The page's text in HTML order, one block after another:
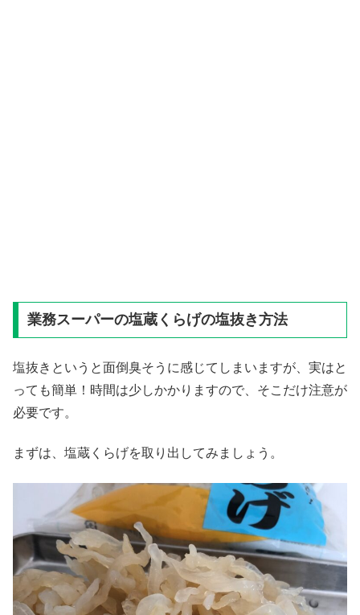
業務スーパーの塩蔵くらげの塩抜き方法
塩抜きというと面倒臭そうに感じてしまいますが、実はと
っても簡単！時間は少しかかりますので、そこだけ注意が
必要です。
まずは、塩蔵くらげを取り出してみましょう。